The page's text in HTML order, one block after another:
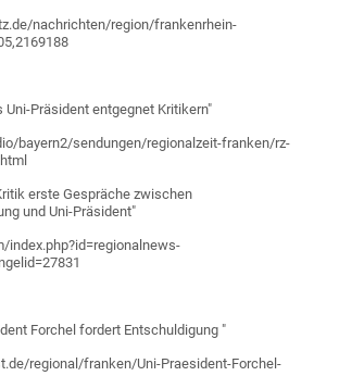
nachrichten/region/frankenrhein-
Uni-Präsident entgegnet Kritikern"
bayern2/sendungen/regionalzeit-franken/rz-
erste Gespräche zwischen
und Uni-Präsident"
index.php?id=regionalnews-
Forchel fordert Entschuldigung "
regional/franken/Uni-Praesident-Forchel-